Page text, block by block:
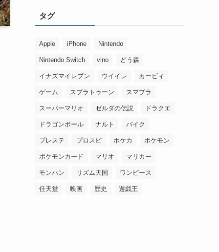
タグ
Apple iPhone Nintendo
Nintendo Switch vino どう森
イナズマイレブン ウイイレ カービィ
ゲーム スプラトゥーン スマブラ
スーパーマリオ ゼルダの伝説 ドラクエ
ドラゴンボール ナルト バイク
プレステ プロスピ ポケカ ポケモン
ポケモンカード マリオ マリカー
モンハン リズム天国 ワンピース
任天堂 映画 歴史 遊戯王